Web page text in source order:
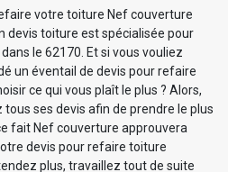
votre toiture Nef couverture
devis toiture est spécialisée pour
le 62170. Et si vous vouliez
un éventail de devis pour refaire
ce qui vous plaît le plus ? Alors,
ses devis afin de prendre le plus
fait Nef couverture approuvera
devis pour refaire toiture
plus, travaillez tout de suite